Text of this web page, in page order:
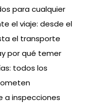
para cualquier
el viaje: desde el
el transporte
por qué temer
todos los
a inspecciones